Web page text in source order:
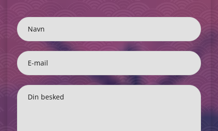
Navn
E-mail
Din besked